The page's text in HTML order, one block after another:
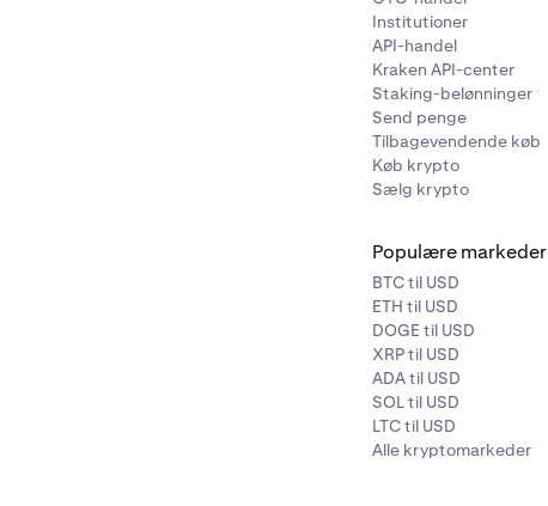
Institutioner
API-handel
Kraken API-center
Staking-belønninger
Send penge
Tilbagevendende køb
Køb krypto
Sælg krypto
Populære markeder
BTC til USD
ETH til USD
DOGE til USD
XRP til USD
ADA til USD
SOL til USD
LTC til USD
Alle kryptomarkeder